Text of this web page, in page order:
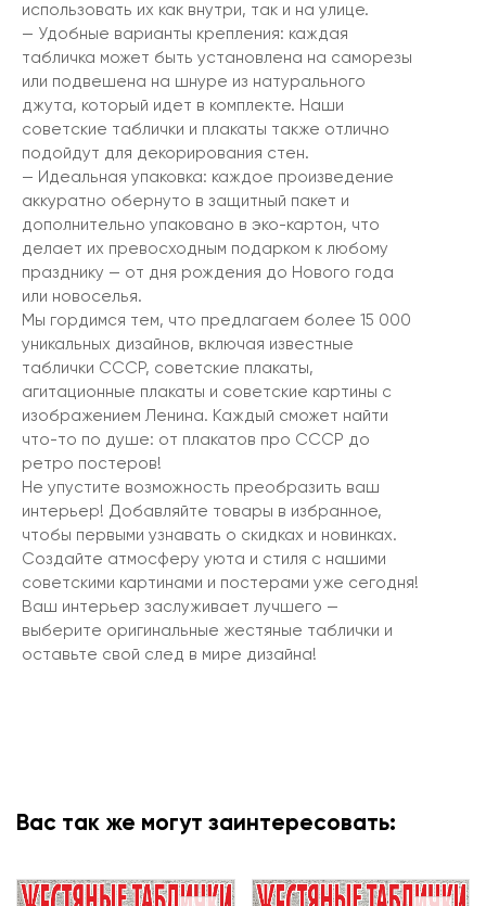
использовать их как внутри, так и на улице.
— Удобные варианты крепления: каждая
табличка может быть установлена на саморезы
или подвешена на шнуре из натурального
джута, который идет в комплекте. Наши
советские таблички и плакаты также отлично
подойдут для декорирования стен.
— Идеальная упаковка: каждое произведение
аккуратно обернуто в защитный пакет и
дополнительно упаковано в эко-картон, что
делает их превосходным подарком к любому
празднику — от дня рождения до Нового года
или новоселья.
Мы гордимся тем, что предлагаем более 15 000
уникальных дизайнов, включая известные
таблички СССР, советские плакаты,
агитационные плакаты и советские картины с
изображением Ленина. Каждый сможет найти
что-то по душе: от плакатов про СССР до
ретро постеров!
Не упустите возможность преобразить ваш
интерьер! Добавляйте товары в избранное,
чтобы первыми узнавать о скидках и новинках.
Создайте атмосферу уюта и стиля с нашими
советскими картинами и постерами уже сегодня!
Ваш интерьер заслуживает лучшего —
выберите оригинальные жестяные таблички и
оставьте свой след в мире дизайна!
Вас так же могут заинтересовать: